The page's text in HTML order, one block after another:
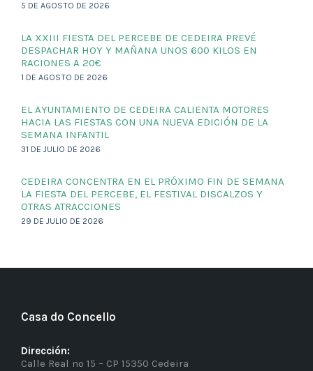
5 DE AGOSTO DE 2026
LA XXIII FIESTA DEL PERCEBE DE CEDEIRA PREVÉ
DESPACHAR HOY Y MAÑANA UNOS 600 KILOS EN
RACIONES A 20€
1 DE AGOSTO DE 2026
EL AYUNTAMIENTO DE CEDEIRA CALIENTA MOTORES
HACIA LAS FIESTAS CON UNA NUEVA EDICIÓN DE LA
SEMANA INFANTIL
31 DE JULIO DE 2026
CEDEIRA CONCENTRA EN EL PRÓXIMO FIN DE SEMANA
LA FIESTA DEL PERCEBE, EL FESTIVAL DISCALZOS Y
OTRAS ATRACCIONES
29 DE JULIO DE 2026
Casa do Concello
Dirección:
Calle Real nº 15 – CP 15350 Cedeira